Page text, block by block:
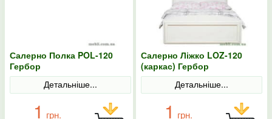
Салерно Полка POL-120
Гербор
Детальніше...
1 грн.
Салерно Ліжко LOZ-120
(каркас) Гербор
Детальніше...
1 грн.